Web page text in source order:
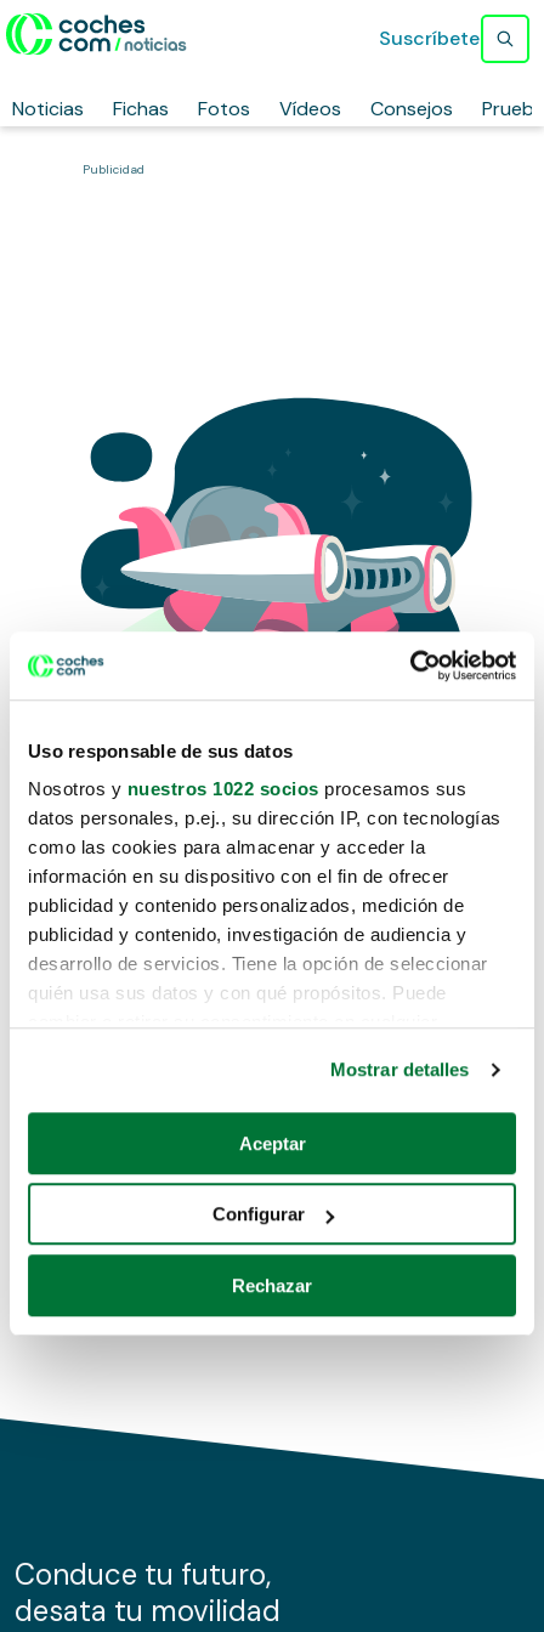
Uso responsable de sus datos
Nosotros y nuestros 1022 socios procesamos sus
datos personales, p.ej., su dirección IP, con tecnologías
como las cookies para almacenar y acceder la
información en su dispositivo con el fin de ofrecer
publicidad y contenido personalizados, medición de
publicidad y contenido, investigación de audiencia y
desarrollo de servicios. Tiene la opción de seleccionar
quién usa sus datos y con qué propósitos. Puede
Si lo permite, también quisiéramos:
Recopilar información sobre su ubicación geográfica
Identificar su dispositivo analizándolo activamente
para buscar características específicas (huellas
Obtenga más información sobre cómo se procesan sus
de cookies.
información sobre el uso que haga del sitio web con
nuestros partners de redes sociales, publicidad y análisis
Mostrar detalles
Aceptar
Configurar
Rechazar
Noticias Fichas Fotos Vídeos Consejos
Suscríbete
Publicidad
Lo sentimos, no sabemos como
te hemos traido hasta aquí.
Pero puedes encontrar el coche que estás
buscando en alguno de estos enlaces:
Coches de segunda mano
Coches de km0
Conduce tu futuro,
desata tu movilidad